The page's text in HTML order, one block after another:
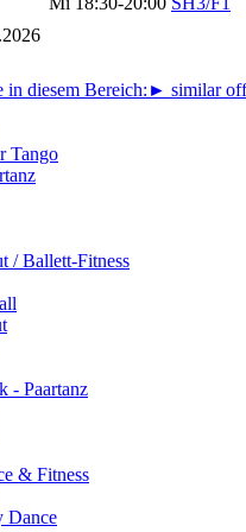
diesem Bereich: ► similar
Tango
/ Ballett-Fitness
- Paartanz
& Fitness
Dance